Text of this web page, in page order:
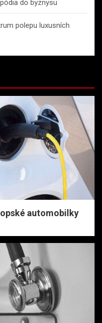
do byznysu
polepu luxusních
automobilky